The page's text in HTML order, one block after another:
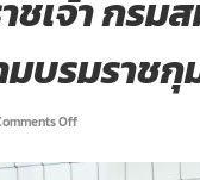
ชเจ้า กรม
บรมราชกุ
Offon